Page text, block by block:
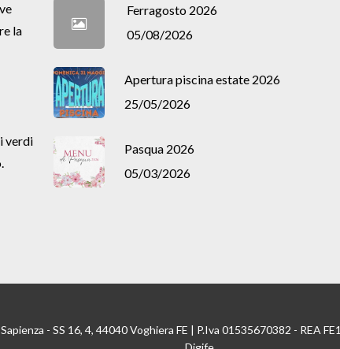
la
verdi
Ferragosto 2026
05/08/2026
Apertura piscina estate 2026
25/05/2026
Pasqua 2026
05/03/2026
- SS 16, 4, 44040 Voghiera FE | P.Iva 01535670382 - REA